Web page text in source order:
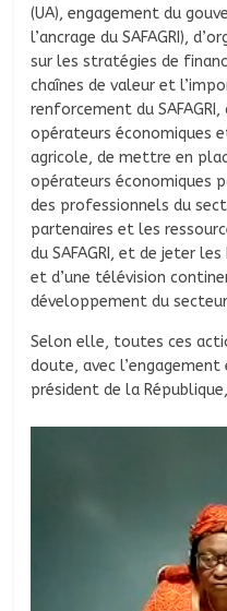
(UA), engagement du
l’ancrage du SAFAGRI),
sur les stratégies de
chaînes de valeur et
renforcement du
opérateurs économiques
agricole, de mettre en
opérateurs économiques
des professionnels du
partenaires et les
du SAFAGRI, et de jeter
et d’une télévision
développement du
Selon elle, toutes ces
doute, avec
président de la République,